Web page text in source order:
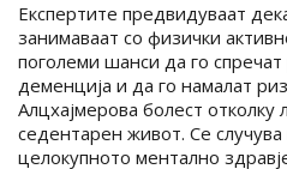
Експертите предвидуваат
занимаваат со физички
поголеми шанси да го
деменција и да го намалат
Алцхајмерова болест отколку
седентарен живот. Се
целокупното ментално